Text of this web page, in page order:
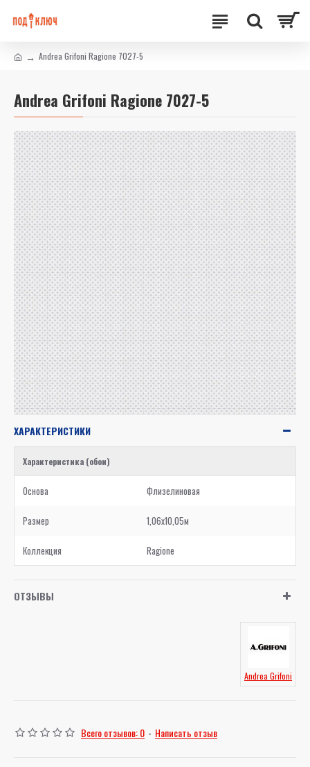
Andrea Grifoni Ragione 7027-5
Andrea Grifoni Ragione 7027-5
ХАРАКТЕРИСТИКИ
Характеристика (обои)
Основа Флизелиновая
Размер 1,06x10,05м
Коллекция Ragione
ОТЗЫВЫ
Andrea Grifoni
Всего отзывов: 0 - Написать отзыв